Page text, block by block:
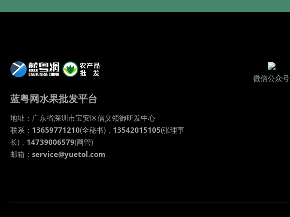
蓝粤网水果批发平台
地址： 广东省深圳市宝安区信义领御研发中心
联系： 13659771210(全秘书)， 13542015105(张理事
长)， 14739006579(网管)
邮箱： service@yuetol.com
微信公众号